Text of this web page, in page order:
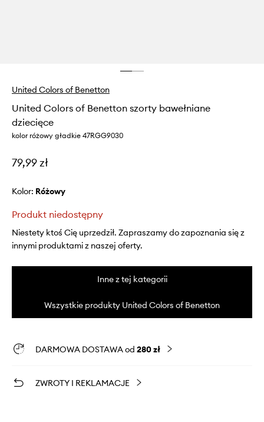
United Colors of Benetton
United Colors of Benetton szorty bawełniane
dziecięce
kolor różowy gładkie 47RGG9030
79,99 zł
Kolor: różowy
Produkt niedostępny
Niestety ktoś Cię uprzedził. Zapraszamy do zapoznania się z
innymi produktami z naszej oferty.
Inne z tej kategorii
Wszystkie produkty United Colors of Benetton
DARMOWA DOSTAWA od 280 zł
ZWROTY I REKLAMACJE